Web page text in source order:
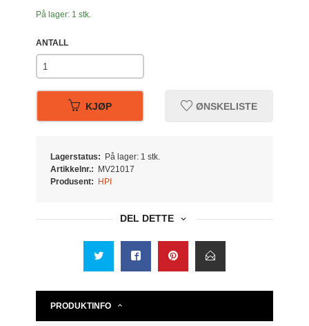
På lager: 1 stk.
ANTALL
KJØP ØNSKELISTE
Lagerstatus:
På lager: 1 stk.
Artikkelnr.:
MV21017
Produsent:
HPI
DEL DETTE
PRODUKTINFO